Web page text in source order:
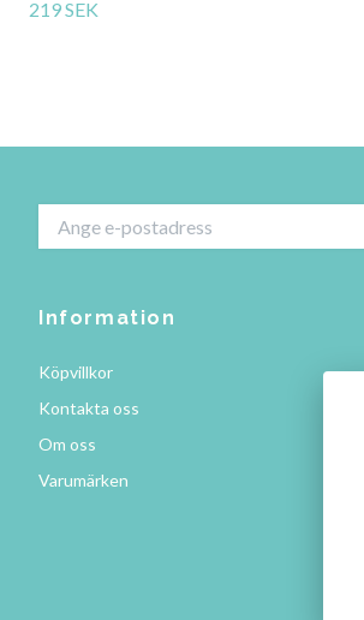
219 SEK
Information
Köpvillkor
Kontakta oss
Om oss
Varumärken